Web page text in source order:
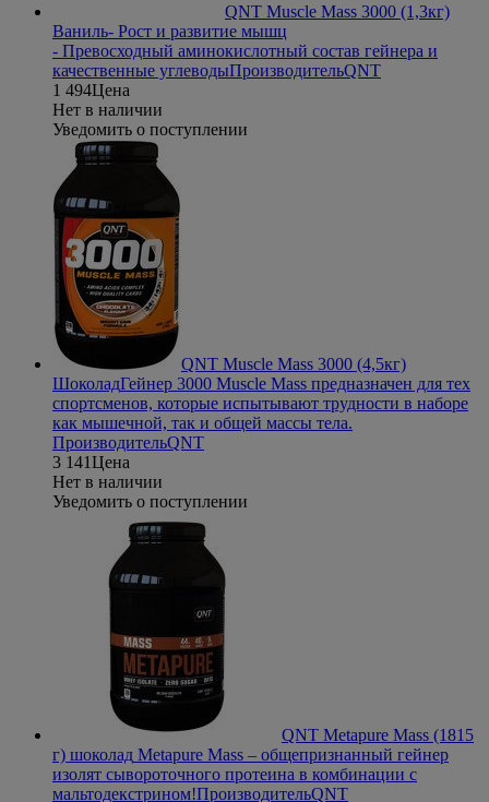
QNT Muscle Mass 3000 (1,3кг)
Ваниль- Рост и развитие мышц
- Превосходный аминокислотный состав гейнера и
качественные углеводыПроизводительQNT
1 494Цена
Нет в наличии
Уведомить о поступлении
QNT Muscle Mass 3000 (4,5кг)
ШоколадГейнер 3000 Muscle Mass предназначен для тех
спортсменов, которые испытывают трудности в наборе
как мышечной, так и общей массы тела.
ПроизводительQNT
3 141Цена
Нет в наличии
Уведомить о поступлении
QNT Metapure Mass (1815
г) шоколад Metapure Mass – общепризнанный гейнер
изолят сывороточного протеина в комбинации с
мальтодекстрином!ПроизводительQNT